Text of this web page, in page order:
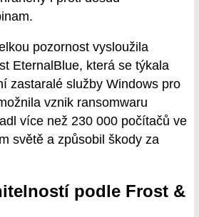
pozornost vysloužila
EternalBlue, která se týkala
zastaralé služby Windows pro
vznik ransomwaru
více než 230 000 počítačů ve
světě a způsobil škody za
podle Frost &